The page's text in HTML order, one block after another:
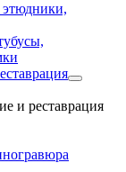
и реставрация